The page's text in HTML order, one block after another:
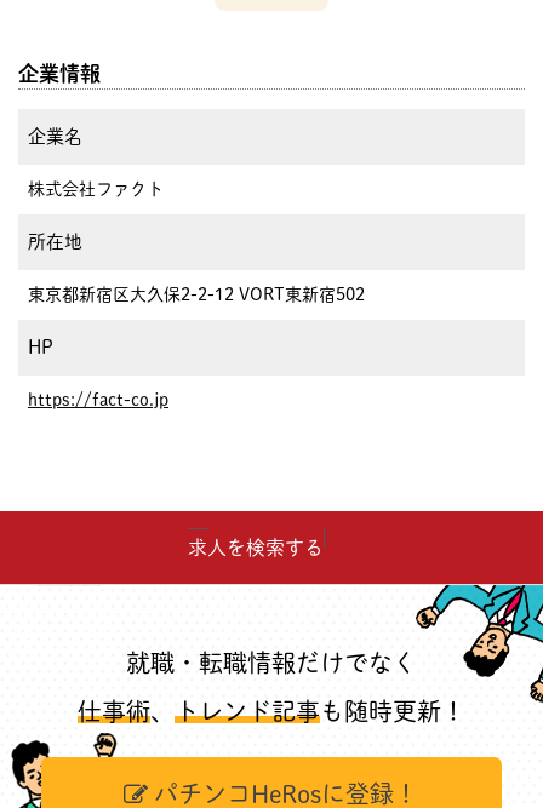
企業情報
企業名
株式会社ファクト
所在地
東京都新宿区大久保2-2-12 VORT東新宿502
HP
https://fact-co.jp
求人を検索する
就職・転職情報だけでなく
仕事術、 トレンド記事も随時更新！
パチンコHeRosに登録！